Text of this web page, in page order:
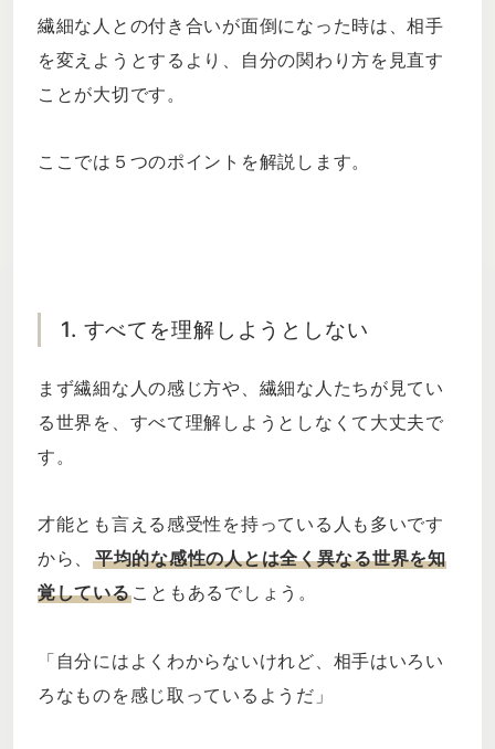
繊細な人との付き合いが面倒になった時は、相手
を変えようとするより、自分の関わり方を見直す
ことが大切です。
ここでは５つのポイントを解説します。
1. すべてを理解しようとしない
まず繊細な人の感じ方や、繊細な人たちが見てい
る世界を、すべて理解しようとしなくて大丈夫で
す。
才能とも言える感受性を持っている人も多いです
から、平均的な感性の人とは全く異なる世界を知
覚していることもあるでしょう。
「自分にはよくわからないけれど、相手はいろい
ろなものを感じ取っているようだ」